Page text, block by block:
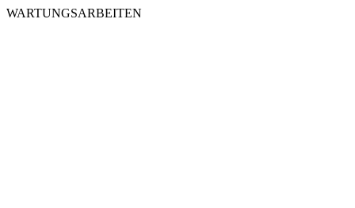
WARTUNGSARBEITEN